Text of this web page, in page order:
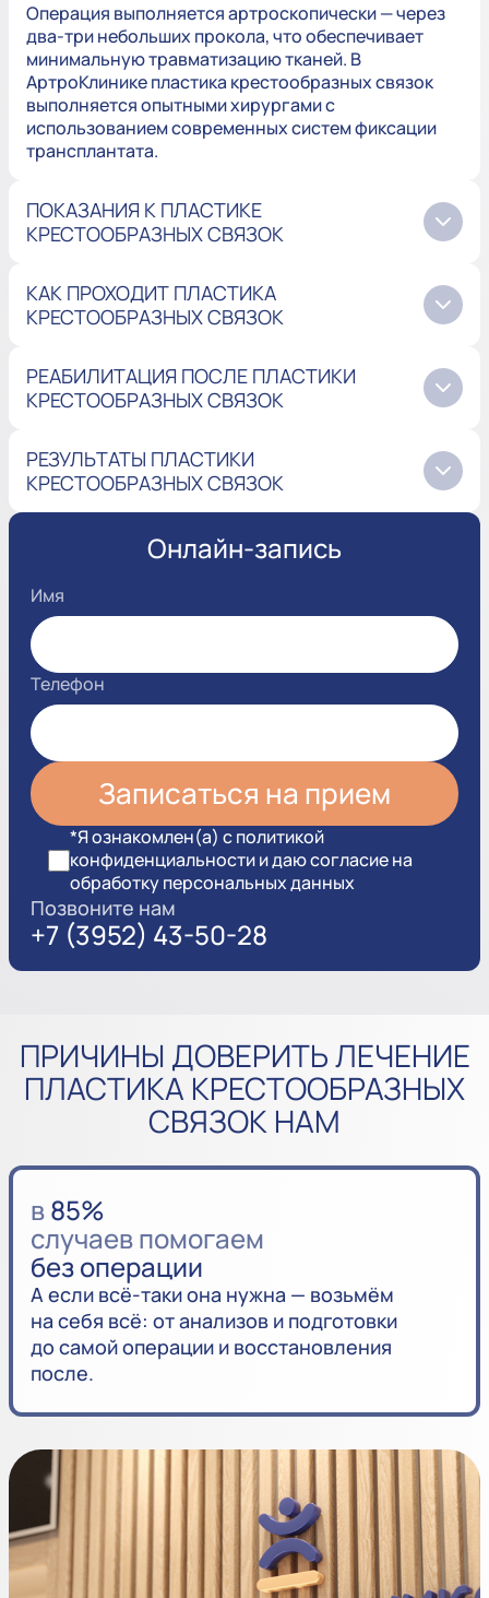
Операция выполняется артроскопически — через
два-три небольших прокола, что обеспечивает
минимальную травматизацию тканей. В
АртроКлинике пластика крестообразных связок
выполняется опытными хирургами с
использованием современных систем фиксации
трансплантата.
ПОКАЗАНИЯ К ПЛАСТИКЕ
КРЕСТООБРАЗНЫХ СВЯЗОК
КАК ПРОХОДИТ ПЛАСТИКА
КРЕСТООБРАЗНЫХ СВЯЗОК
РЕАБИЛИТАЦИЯ ПОСЛЕ ПЛАСТИКИ
КРЕСТООБРАЗНЫХ СВЯЗОК
РЕЗУЛЬТАТЫ ПЛАСТИКИ
КРЕСТООБРАЗНЫХ СВЯЗОК
Онлайн-запись
Имя
Телефон
*Я ознакомлен(а) с политикой
конфиденциальности и даю согласие на
обработку персональных данных
Позвоните нам
+7 (3952) 43-50-28
ПРИЧИНЫ ДОВЕРИТЬ ЛЕЧЕНИЕ
ПЛАСТИКА КРЕСТООБРАЗНЫХ
СВЯЗОК НАМ
в85%
случаев помогаем
без операции
А если всё-таки она нужна — возьмём
на себя всё: от анализов и подготовки
до самой операции и восстановления
после.